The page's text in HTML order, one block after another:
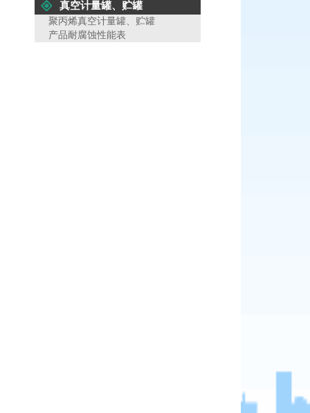
真空计量罐、贮罐
聚丙烯真空计量罐、贮罐
产品耐腐蚀性能表